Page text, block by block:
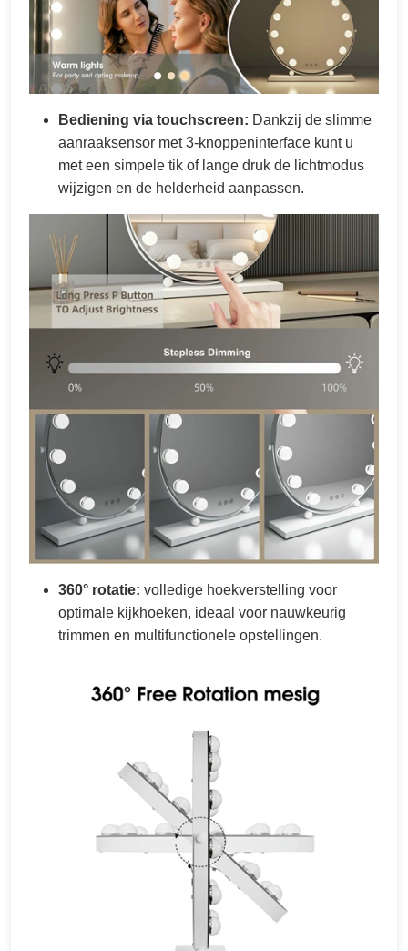
Bediening via touchscreen: Dankzij de slimme
aanraaksensor met 3-knoppeninterface kunt u
met een simpele tik of lange druk de lichtmodus
wijzigen en de helderheid aanpassen.
360° rotatie: volledige hoekverstelling voor
optimale kijkhoeken, ideaal voor nauwkeurig
trimmen en multifunctionele opstellingen.